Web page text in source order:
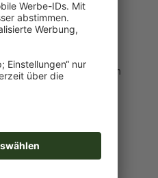
geprüft
Zielfarbe aus dem
286 C").
sind als Druckfarben
angelegte